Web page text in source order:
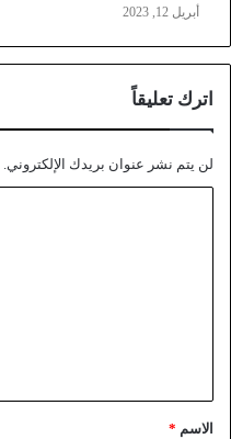
أبريل 12, 2023
اترك تعليقاً
لن يتم نشر عنوان بريدك الإلكتروني.
الاسم *